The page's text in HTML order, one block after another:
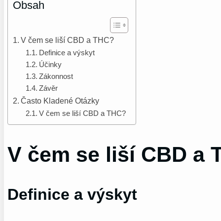
Obsah
V čem se liší CBD a THC?
Definice a výskyt
Účinky
Zákonnost
Závěr
Často Kladené Otázky
V čem se liší CBD a THC?
V čem se liší CBD a
Definice a výskyt